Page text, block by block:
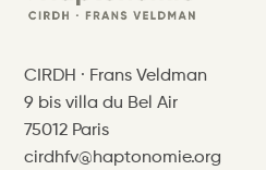
CIRDH · Frans Veldman
9 bis villa du Bel Air
75012 Paris
cirdhfv@haptonomie.org